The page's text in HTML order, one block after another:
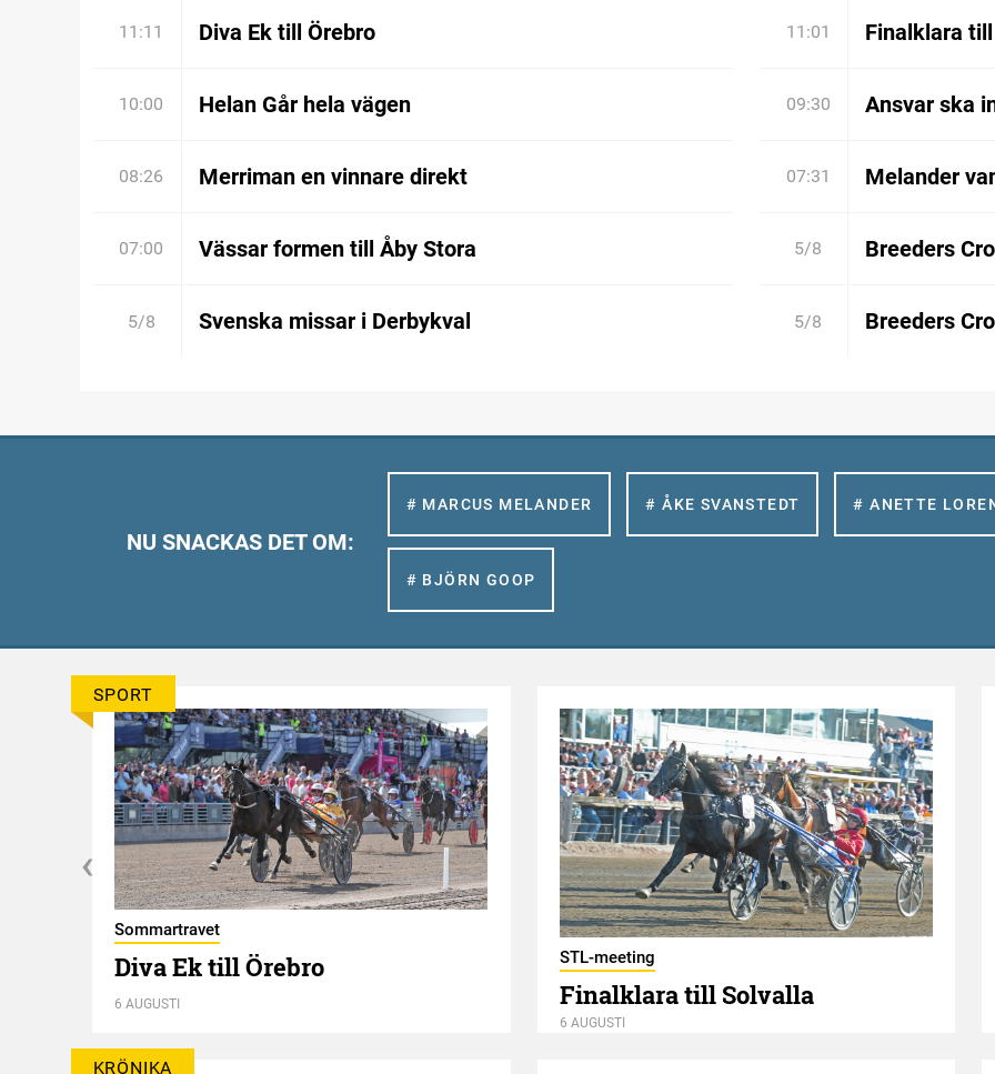
11:11 Diva Ek till Örebro 11:01 Finalklara
10:00 Helan Går hela vägen 09:30 Ansvar ska
08:26 Merriman en vinnare direkt 07:31 Melander
07:00 Vässar formen till Åby Stora 5/8 Breeders
5/8 Svenska missar i Derbykval 5/8 Breeders
NU SNACKAS DET OM:
# MARCUS MELANDER # ÅKE SVANSTEDT # ANETTE
# BJÖRN GOOP
SPORT
Sommartravet
Diva Ek till Örebro
6 AUGUSTI
STL-meeting
Finalklara till Solvalla
6 AUGUSTI
KRÖNIKA